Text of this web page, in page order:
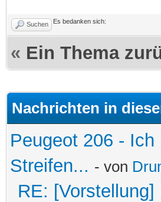
Suchen Es bedanken sich:
« Ein Thema
Nachrichten in
Peugeot 206 -
Streifen... - von
RE: